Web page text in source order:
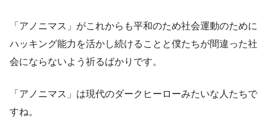
「アノニマス」がこれからも平和のため社会運動のために
ハッキング能力を活かし続けることと僕たちが間違った社
会にならないよう祈るばかりです。
「アノニマス」は現代のダークヒーローみたいな人たちで
すね。